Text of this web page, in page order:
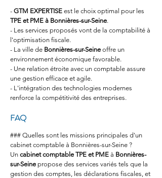
- GTM EXPERTISE est le choix optimal pour les
TPE et PME à Bonnières-sur-Seine.
- Les services proposés vont de la comptabilité à
l'optimisation fiscale.
- La ville de Bonnières-sur-Seine offre un
environnement économique favorable.
- Une relation étroite avec un comptable assure
une gestion efficace et agile.
- L'intégration des technologies modernes
renforce la compétitivité des entreprises.
FAQ
### Quelles sont les missions principales d'un
cabinet comptable à Bonnières-sur-Seine ?
Un cabinet comptable TPE et PME à Bonnières-
sur-Seine propose des services variés tels que la
gestion des comptes, les déclarations fiscales, et